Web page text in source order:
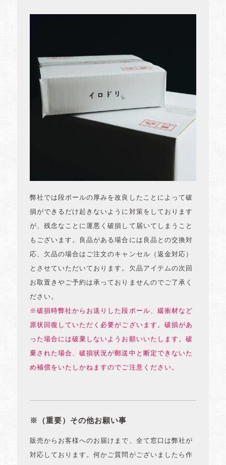
弊社では段ボールの厚みを改良したことによって破
損ができるだけ起きないように対策をしております
が、残念なことに運悪く破損して届いてしまうこと
もございます。良品がある場合には良品との交換対
応、欠品の場合はご注文のキャンセル（返金対応）
とさせていただいております。欠品アイテムの次回
お取置きやご予約は承っておりませんのでご了承く
ださい。
※破損時弊社からお送りした段ボール、緩衝材など
原状回復していただく必要がございます。破損があ
った場合には破棄しないようお願いいたします。破
棄された場合、破損状況が郵送中と断定できないた
め補償をいたしかねますのでご注意ください。
※（重要）その他お願い事
販売からお客様へのお届けまで、全て窓口は弊社が
対応しております。何かご質問がございましたら作